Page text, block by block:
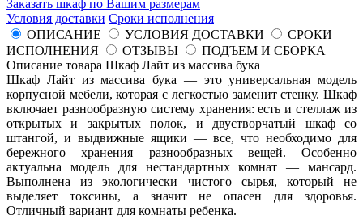
Заказать шкаф по Вашим размерам
Условия доставки Сроки исполнения
ОПИСАНИЕ
УСЛОВИЯ ДОСТАВКИ
СРОКИ
ИСПОЛНЕНИЯ
ОТЗЫВЫ
ПОДЪЕМ И СБОРКА
Описание товара Шкаф Лайт из массива бука
Шкаф Лайт из массива бука — это универсальная модель
корпусной мебели, которая с легкостью заменит стенку. Шкаф
включает разнообразную систему хранения: есть и стеллаж из
открытых и закрытых полок, и двустворчатый шкаф со
штангой, и выдвижные ящики — все, что необходимо для
бережного хранения разнообразных вещей. Особенно
актуальна модель для нестандартных комнат — мансард.
Выполнена из экологически чистого сырья, который не
выделяет токсины, а значит не опасен для здоровья.
Отличный вариант для комнаты ребенка.